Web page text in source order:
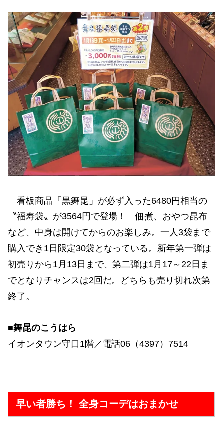
看板商品「黒舞昆」が必ず入った6480円相当の
〝福寿袋〟が3564円で登場！ 佃煮、おやつ昆布
など、中身は開けてからのお楽しみ。一人3袋まで
購入でき1日限定30袋となっている。新年第一弾は
初売りから1月13日まで、第二弾は1月17～22日ま
でとなりチャンスは2回だ。どちらも売り切れ次第
終了。
■舞昆のこうはら
イオンタウン守口1階／電話06（4397）7514
早い者勝ち！ 全身コーデはおまかせ